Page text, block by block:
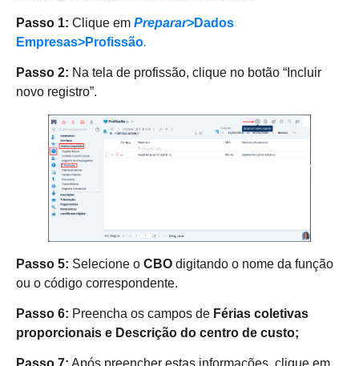
Passo 1: Clique em Preparar>Dados
Empresas>Profissão.
Passo 2: Na tela de profissão, clique no botão “Incluir
novo registro”.
Passo 5: Selecione o CBO digitando o nome da função
ou o código correspondente.
Passo 6: Preencha os campos de Férias coletivas
proporcionais e Descrição do centro de custo;